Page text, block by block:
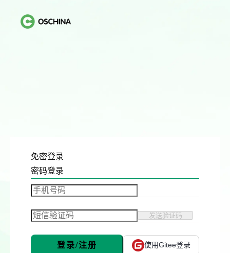
免密登录
密码登录
发送验证码
登录/注册 使用Gitee登录